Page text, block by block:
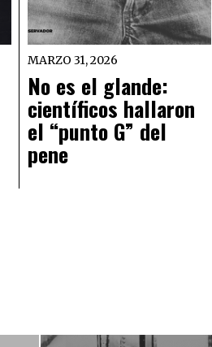
MARZO 31, 2026
No es el glande:
científicos hallaron
el “punto G” del
pene